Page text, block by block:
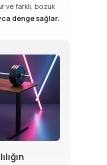
ve farklı, bozuk
denge sağlar.